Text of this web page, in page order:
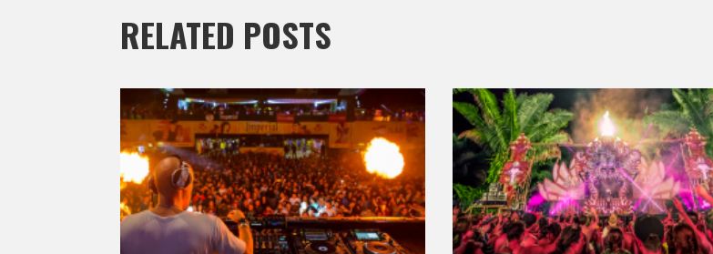
RELATED POSTS